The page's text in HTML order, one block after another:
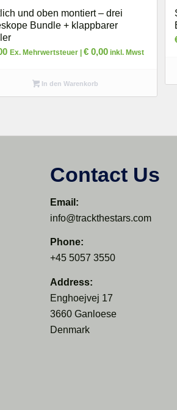
und oben montiert – drei
Bundle + klappbarer
Ex. Mehrwertsteuer |€ 0,00 inkl. Mwst
In den Warenkorb
Contact Us
Email:
info@trackthestars.com
Phone:
+45 5057 3550
Address:
Enghoejvej 17
3660 Ganloese
Denmark